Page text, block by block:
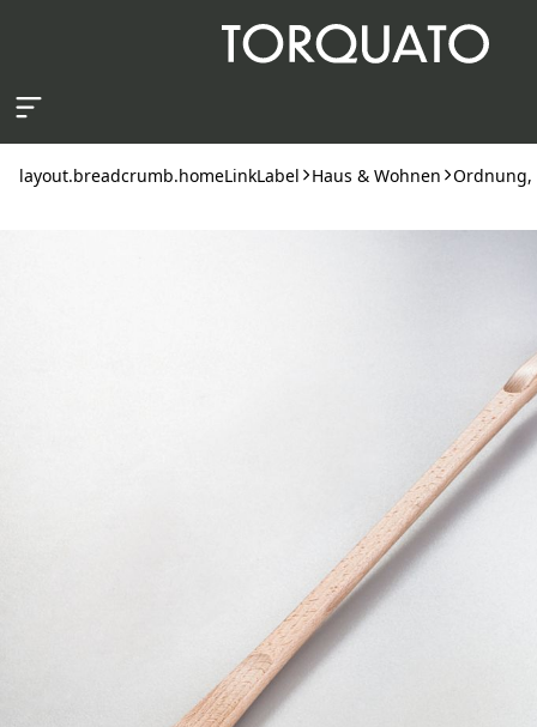
layout.breadcrumb.homeLinkLabel Haus & Wohnen Ordnung,